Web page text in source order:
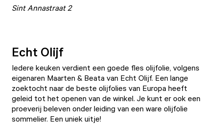
Sint Annastraat 2
Echt Olijf
Iedere keuken verdient een goede fles olijfolie, volgens
eigenaren Maarten & Beata van Echt Olijf. Een lange
zoektocht naar de beste olijfolies van Europa heeft
geleid tot het openen van de winkel. Je kunt er ook een
proeverij beleven onder leiding van een ware olijfolie
sommelier. Een uniek uitje!